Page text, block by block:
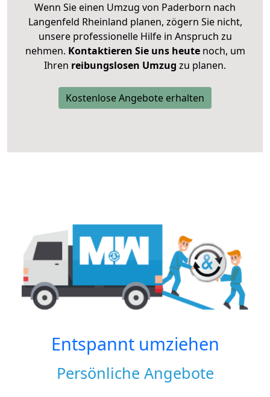
Wenn Sie einen Umzug von Paderborn nach
Langenfeld Rheinland planen, zögern Sie nicht,
unsere professionelle Hilfe in Anspruch zu
nehmen. Kontaktieren Sie uns heutenoch, um
Ihren reibungslosen Umzug zu planen.
Kostenlose Angebote erhalten
Entspannt umziehen
Persönliche Angebote